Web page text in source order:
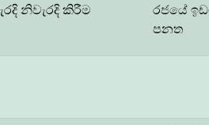
නිවැරදි කිරීම
රජයේ
පනත